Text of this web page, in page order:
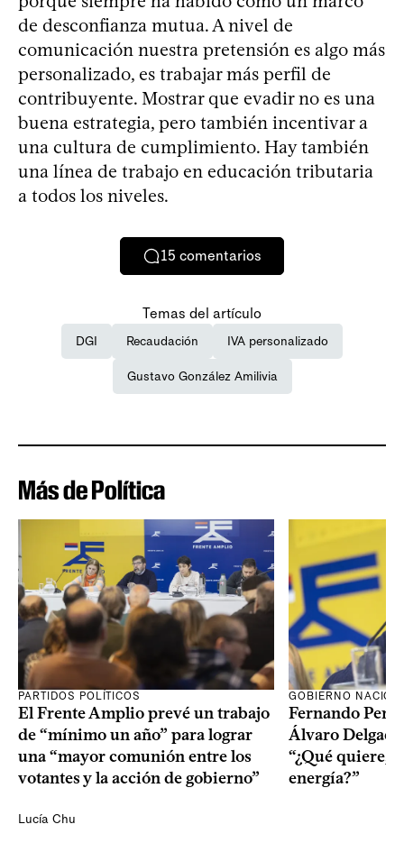
de desconfianza mutua. A nivel de
comunicación nuestra pretensión es algo más
personalizado, es trabajar más perfil de
contribuyente. Mostrar que evadir no es una
buena estrategia, pero también incentivar a
una cultura de cumplimiento. Hay también
una línea de trabajo en educación tributaria
a todos los niveles.
15 comentarios
Temas del artículo
DGI Recaudación IVA personalizado
Gustavo González Amilivia
Más de Política
PARTIDOS POLÍTICOS
El Frente Amplio prevé un trabajo
de “mínimo un año” para lograr
una “mayor comunión entre los
votantes y la acción de gobierno”
Lucía Chu
GOBIERNO
Fernando
Álvaro
“¿Qué quiere,
energía?”